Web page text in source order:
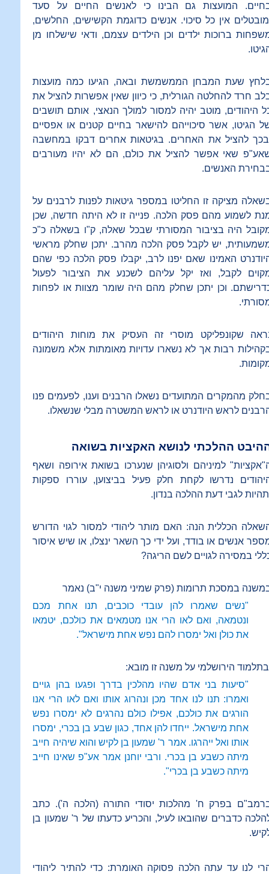
המועצות גם הבינו כי לאנשים החיים על סעד
אין כל סיכוי. אנשים כדוגמת הקשישים, החלשים,
ברוכות ילדים וכן הילדים עצמם, ודאי שישלחו מן
שעת המבחן הממשמשת ובאה, הגיעו כמה מועצות
חרד להחלטה הגורלית, כי כיוון שאין אפשרות להציל את
היהודים, מוטב יהיה למסור למולך הנאצי, אותם תושבים
הגיטו, אשר סיכוייהם להישאר בחיים קטנים או אפסיים
להציל את האחרים. בגיטאות אחרים דבקו במחשבה
שאי אפשר להציל את כולם, הם לא יהיו מעורבים
האנשים.
מציקה זו החליטו במספר גיטאות לפנות לרבנים על
לשמוע מהם פסק הלכה. פנייה זו לא היתה חדשה, שכן
היה בציבור המסורתי שבכל שאלה, ק"ו בשאלה כ"כ
יש לקבל פסק הלכה מהרב. יתכן שחלק מראשי
האמינו שאם יפנו לרב, יקבלו פסק הלכה כפי שהם
לקבל, ואז יקל עליהם לשכנע את הציבור לפעול
וכן יתכן שחלק מהם היה שומר מצוות או לפחות
שקונפליקט מוסרי זה העסיק את מוחות היהודים
רבות אך לא נשארו עדויות מאומתות אלא משמונה
מהמקרים המתועדים נשאלו הרבנים וענו, לפעמים פנו
לראש היודנרט או לראש המשטרה מבלי שנשאלו.
ההלכתי לנושא האקציות בשואה
למיניהם ולסוגיהן שנערכו בשואת אירופה ושאף
נדרשו לקחת חלק פעיל בביצוען, עוררו ספקות
לגבי דעת ההלכה בנדון.
הכללית הנה: האם מותר ליהודי למסור לגוי הדורש
אנשים או בודד, ועל ידי כך השאר ינצלו, או שיש איסור
במסירה לגויים לשם הריגה?
במסכת תרומות (פרק שמיני משנה י"ב) נאמר
"נשים שאמרו להן עובדי כוכבים, תנו אחת מכם
ונטמאה, ואם לאו הרי אנו מטמאים את כולכם, יטמאו
את כולן ואל ימסרו להם נפש אחת מישראל".
הירושלמי על משנה זו מובא:
"סיעות בני אדם שהיו מהלכין בדרך ופגעו בהן גויים
ואמרו: תנו לנו אחד מכן ונהרוג אותו ואם לאו הרי אנו
הורגים את כולכם, אפילו כולם נהרגים לא ימסרו נפש
אחת מישראל. ייחדו להן אחד, כגון שבע בן בכרי, ימסרו
אותו ואל ייהרגו. אמר ר' שמעון בן לקיש והוא שיהיה חייב
מיתה כשבע בן בכרי. ורבי יוחנן אמר אע"פ שאינו חייב
מיתה כשבע בן בכרי".
בפרק ח' מהלכות יסודי התורה (הלכה ה'). כתב
כדברים שהובאו לעיל, והכריע כדעתו של ר' שמעון בן
לנו עד עתה הלכה פסוקה האומרת: כדי להתיר ליהודי